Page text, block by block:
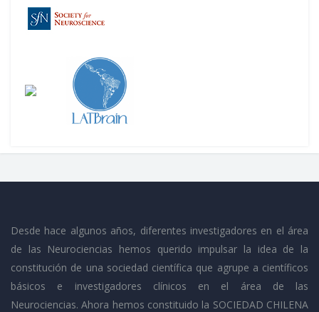
Desde hace algunos años, diferentes investigadores en el área
de las Neurociencias hemos querido impulsar la idea de la
constitución de una sociedad científica que agrupe a científicos
básicos e investigadores clínicos en el área de las
Neurociencias. Ahora hemos constituido la SOCIEDAD CHILENA